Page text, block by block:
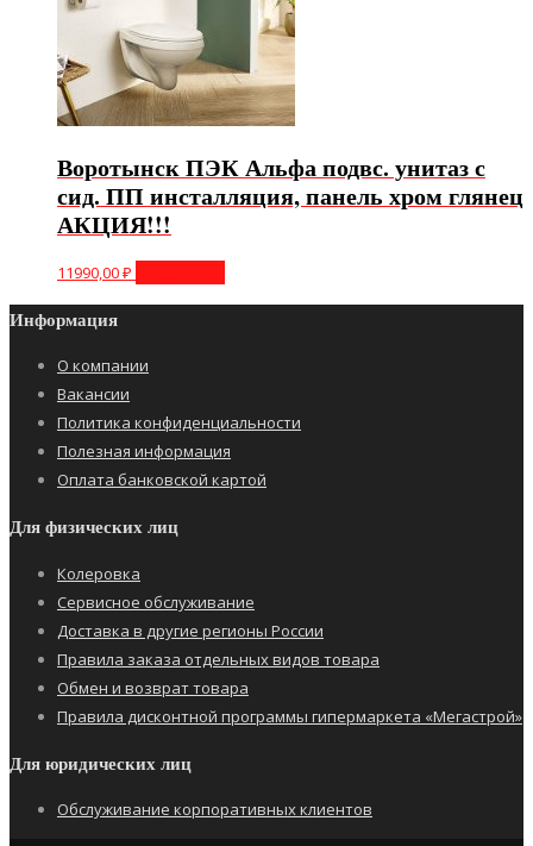
Воротынск ПЭК Альфа подвс. унитаз с
сид. ПП инсталляция, панель хром глянец
АКЦИЯ!!!
11990,00₽
Информация
О компании
Вакансии
Политика конфиденциальности
Полезная информация
Оплата банковской картой
Для физических лиц
Колеровка
Сервисное обслуживание
Доставка в другие регионы России
Правила заказа отдельных видов товара
Обмен и возврат товара
Правила дисконтной программы гипермаркета «Мегастрой»
Для юридических лиц
Обслуживание корпоративных клиентов